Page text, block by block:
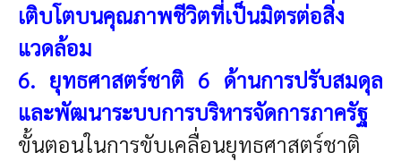
เติบโตบนคุณภาพชีวิตที่เป็นมิตรต่อสิ่ง
แวดล้อม
6. ยุทธศาสตร์ชาติ 6 ด้านการปรับสมดุล
และพัฒนาระบบการบริหารจัดการภาครัฐ
ขั้นตอนในการขับเคลื่อนยุทธศาสตร์ชาติ